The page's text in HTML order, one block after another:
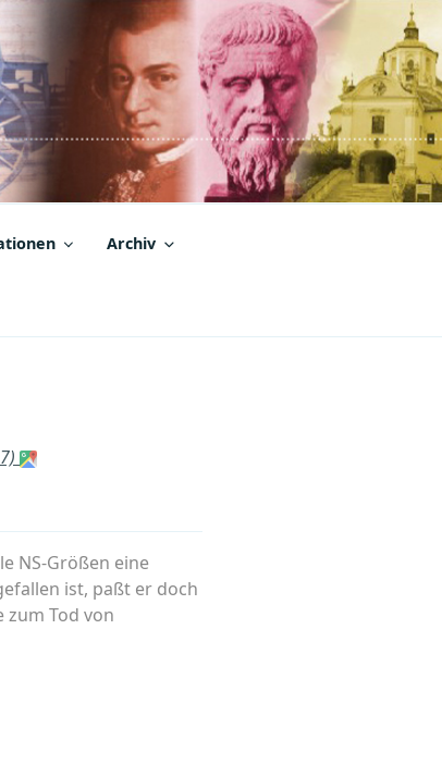
Archiv
NS-Größen eine
ist, paßt er doch
zum Tod von